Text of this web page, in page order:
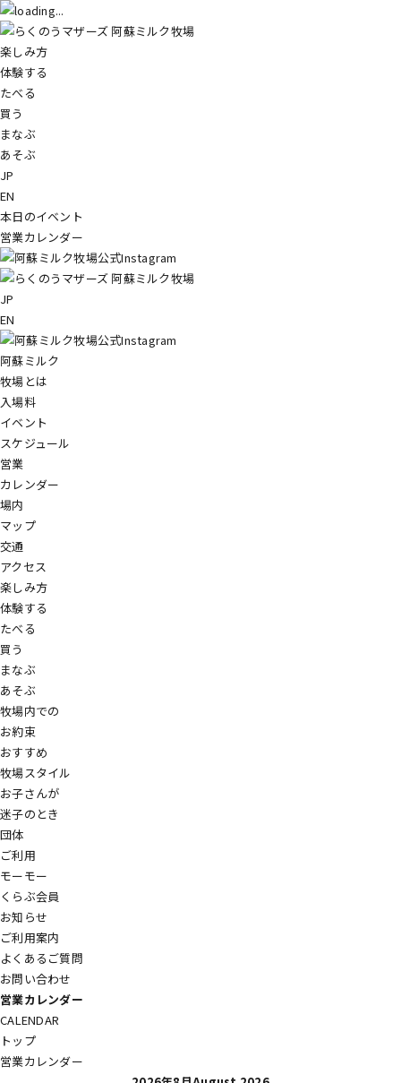
楽しみ方
体験する
たべる
買う
まなぶ
あそぶ
JP
EN
本日のイベント
営業カレンダー
JP
EN
阿蘇ミルク
牧場とは
入場料
イベント
スケジュール
営業
カレンダー
場内
マップ
交通
アクセス
楽しみ方
体験する
たべる
買う
まなぶ
あそぶ
牧場内での
お約束
おすすめ
牧場スタイル
お子さんが
迷子のとき
団体
ご利用
モーモー
くらぶ会員
お知らせ
ご利用案内
よくあるご質問
お問い合わせ
営業カレンダー
CALENDAR
トップ
営業カレンダー